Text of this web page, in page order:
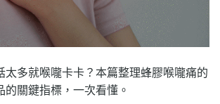
太多就喉嚨卡卡？本篇整理蜂膠喉嚨痛的
的關鍵指標，一次看懂。